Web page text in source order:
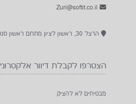
הרצל 30, ראשון לציון מתחם ראשון סנטר, 7529106, ישראל
הצטרפו לקבלת דיוור אלקטרוני
מבטיחים לא להציק